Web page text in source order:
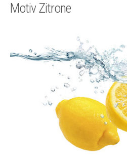
Kontakt
Motiv Zitrone